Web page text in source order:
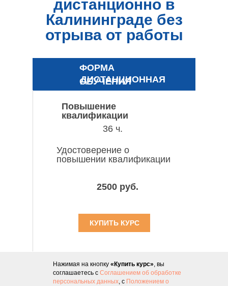
дистанционно в
Калининграде без
отрыва от работы
ФОРМА
ОБУЧЕНИЯ
ДИСТАНЦИОННАЯ
Повышение
квалификации
Удостоверение о
повышении квалификации
36 ч.
2500 руб.
КУПИТЬ КУРС
Нажимая на кнопку «Купить курс», вы
соглашаетесь с Соглашением об обработке
персональных данных, с Положением о